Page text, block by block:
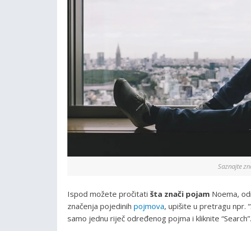
Saznajte
Ispod možete pročitati šta znači pojam Noema,
značenja pojedinih pojmova, upišite u pretragu npr.
samo jednu riječ određenog pojma i kliknite “Search”.